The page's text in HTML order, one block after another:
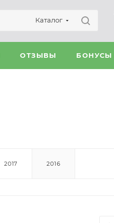
Каталог
ОТЗЫВЫ БОНУСЫ
2017 2016